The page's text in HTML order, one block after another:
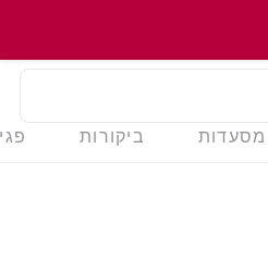
מסעדות ביקורות